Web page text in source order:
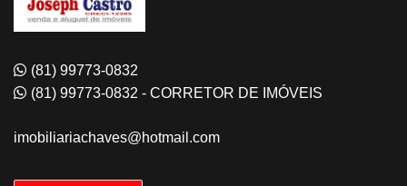
(81) 99773-0832
(81) 99773-0832 - CORRETOR DE IMÓVEIS
imobiliariachaves@hotmail.com